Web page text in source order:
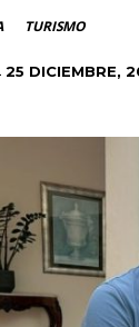
TURISMO
25 DICIEMBRE,